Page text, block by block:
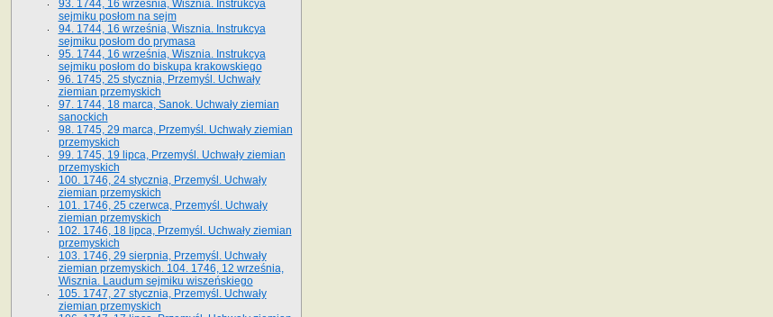
93. 1744, 16 września, Wisznia. Instrukcya
sejmiku posłom na sejm
94. 1744, 16 września, Wisznia. Instrukcya
sejmiku posłom do prymasa
95. 1744, 16 września, Wisznia. Instrukcya
sejmiku posłom do biskupa krakowskiego
96. 1745, 25 stycznia, Przemyśl. Uchwały
ziemian przemyskich
97. 1744, 18 marca, Sanok. Uchwały ziemian
sanockich
98. 1745, 29 marca, Przemyśl. Uchwały ziemian
przemyskich
99. 1745, 19 lipca, Przemyśl. Uchwały ziemian
przemyskich
100. 1746, 24 stycznia, Przemyśl. Uchwały
ziemian przemyskich
101. 1746, 25 czerwca, Przemyśl. Uchwały
ziemian przemyskich
102. 1746, 18 lipca, Przemyśl. Uchwały ziemian
przemyskich
103. 1746, 29 sierpnia, Przemyśl. Uchwały
ziemian przemyskich. 104. 1746, 12 września,
Wisznia. Laudum sejmiku wiszeńskiego
105. 1747, 27 stycznia, Przemyśl. Uchwały
ziemian przemyskich